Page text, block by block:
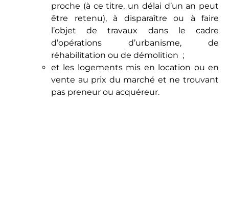
proche (à ce titre, un délai d’un an peut
être retenu), à disparaître ou à faire
l’objet de travaux dans le cadre
d’opérations d’urbanisme, de
réhabilitation ou de démolition ;
et les logements mis en location ou en
vente au prix du marché et ne trouvant
pas preneur ou acquéreur.